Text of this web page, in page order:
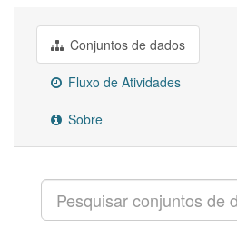
Conjuntos de dados
Fluxo de Atividades
Sobre